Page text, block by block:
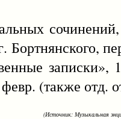
Бортнянского,
(также отд.
(Источник: Музыкальная